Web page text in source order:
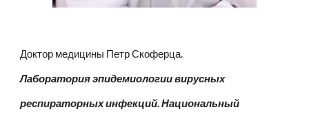
Доктор медицины Петр Скоферца.
Лаборатория эпидемиологии вирусных
респираторных инфекций. Национальный